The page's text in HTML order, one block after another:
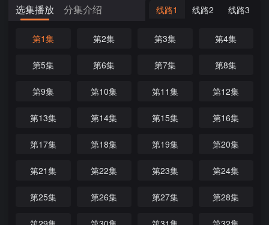
选集播放 分集介绍 线路1 线路2 线路3
第1集 第2集 第3集 第4集
第5集 第6集 第7集 第8集
第9集 第10集 第11集 第12集
第13集 第14集 第15集 第16集
第17集 第18集 第19集 第20集
第21集 第22集 第23集 第24集
第25集 第26集 第27集 第28集